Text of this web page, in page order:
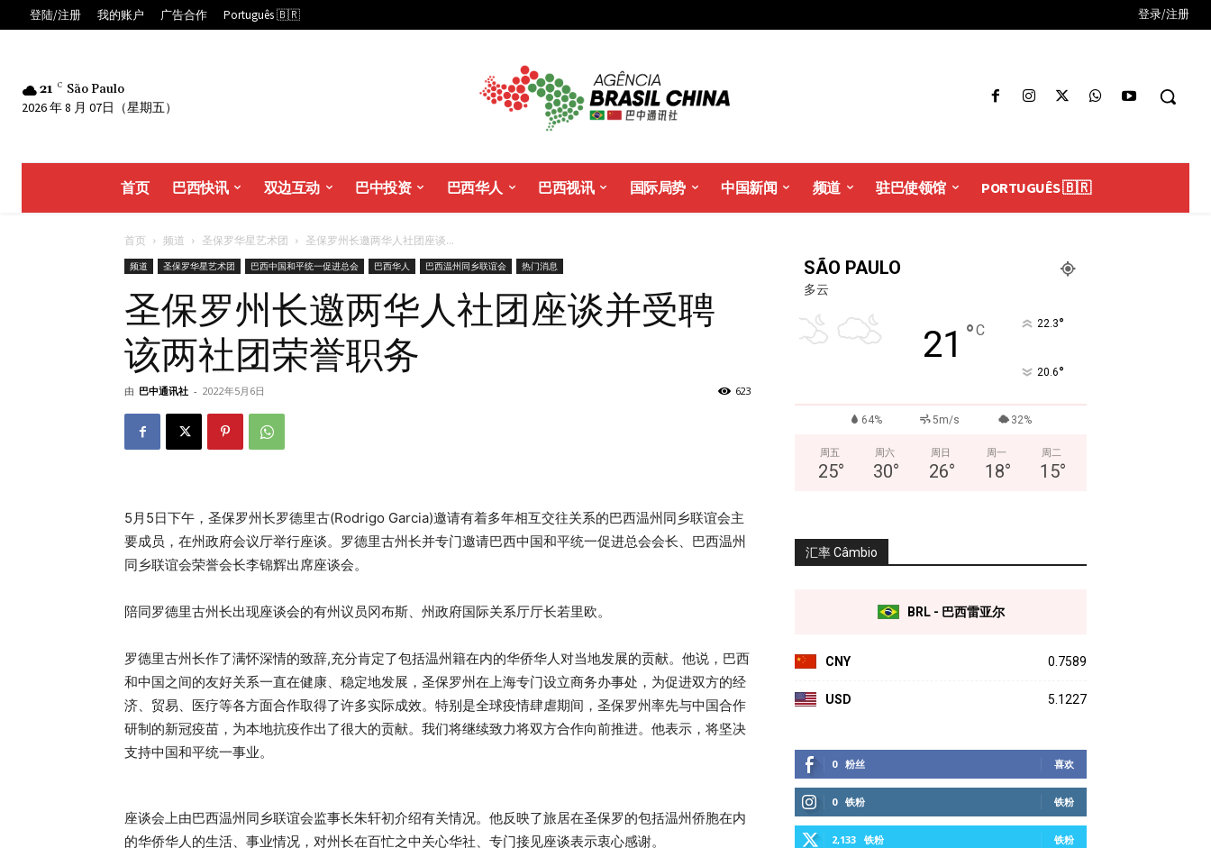
登陆/注册 我的账户 广告合作 Português 🇧🇷 登录/注册
21 C São Paulo
2026 年 8 月 07日（星期五）
首页 巴西快讯 双边互动 巴中投资 巴西华人 巴西视讯 国际局势 中国新闻 频道 驻巴使领馆 PORTUGUÊS 🇧🇷
首页 频道 圣保罗华星艺术团 圣保罗州长邀两华人社团座谈...
频道 圣保罗华星艺术团 巴西中国和平统一促进总会 巴西华人 巴西温州同乡联谊会 热门消息
圣保罗州长邀两华人社团座谈并受聘
该两社团荣誉职务
由 巴中通讯社 - 2022年5月6日 623
5月5日下午，圣保罗州长罗德里古(Rodrigo Garcia)邀请有着多年相互交往关系的巴西温州同乡联谊会主
要成员，在州政府会议厅举行座谈。罗德里古州长并专门邀请巴西中国和平统一促进总会会长、巴西温州
同乡联谊会荣誉会长李锦辉出席座谈会。
陪同罗德里古州长出现座谈会的有州议员冈布斯、州政府国际关系厅厅长若里欧。
罗德里古州长作了满怀深情的致辞,充分肯定了包括温州籍在内的华侨华人对当地发展的贡献。他说，巴西
和中国之间的友好关系一直在健康、稳定地发展，圣保罗州在上海专门设立商务办事处，为促进双方的经
济、贸易、医疗等各方面合作取得了许多实际成效。特别是全球疫情肆虐期间，圣保罗州率先与中国合作
研制的新冠疫苗，为本地抗疫作出了很大的贡献。我们将继续致力将双方合作向前推进。他表示，将坚决
支持中国和平统一事业。
座谈会上由巴西温州同乡联谊会监事长朱轩初介绍有关情况。他反映了旅居在圣保罗的包括温州侨胞在内
的华侨华人的生活、事业情况，对州长在百忙之中关心华社、专门接见座谈表示衷心感谢。
SÃO PAULO
多云
21 °C 22.3°
20.6°
64% 5m/s 32%
周五
25°
周六
30°
周日
26°
周一
18°
周二
15°
汇率 Câmbio
BRL - 巴西雷亚尔
CNY 0.7589
USD 5.1227
0 粉丝 喜欢
0 铁粉 铁粉
2,133 铁粉 铁粉